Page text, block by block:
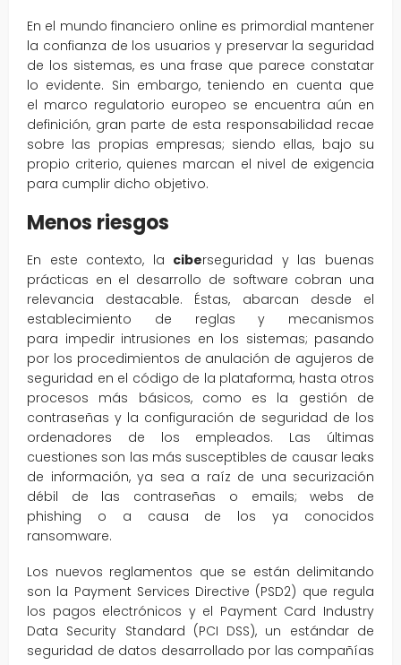
En el mundo financiero online es primordial mantener
la confianza de los usuarios y preservar la seguridad
de los sistemas, es una frase que parece constatar
lo evidente. Sin embargo, teniendo en cuenta que
el marco regulatorio europeo se encuentra aún en
definición, gran parte de esta responsabilidad recae
sobre las propias empresas; siendo ellas, bajo su
propio criterio, quienes marcan el nivel de exigencia
para cumplir dicho objetivo.
Menos riesgos
En este contexto, la ciberseguridad y las buenas
prácticas en el desarrollo de software cobran una
relevancia destacable. Éstas, abarcan desde el
establecimiento de reglas y mecanismos
para impedir intrusiones en los sistemas; pasando
por los procedimientos de anulación de agujeros de
seguridad en el código de la plataforma, hasta otros
procesos más básicos, como es la gestión de
contraseñas y la configuración de seguridad de los
ordenadores de los empleados. Las últimas
cuestiones son las más susceptibles de causar leaks
de información, ya sea a raíz de una securización
débil de las contraseñas o emails; webs de
phishing o a causa de los ya conocidos
ransomware.
Los nuevos reglamentos que se están delimitando
son la Payment Services Directive (PSD2) que regula
los pagos electrónicos y el Payment Card Industry
Data Security Standard (PCI DSS), un estándar de
seguridad de datos desarrollado por las compañías